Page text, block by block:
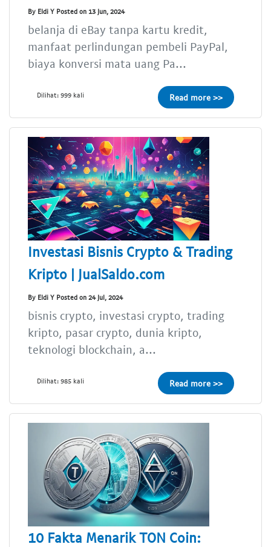
By Eldi Y Posted on 13 Jun, 2024
belanja di eBay tanpa kartu kredit,
manfaat perlindungan pembeli PayPal,
biaya konversi mata uang Pa...
Dilihat: 999 kali Read more >>
Investasi Bisnis Crypto & Trading
Kripto | JualSaldo.com
By Eldi Y Posted on 24 Jul, 2024
bisnis crypto, investasi crypto, trading
kripto, pasar crypto, dunia kripto,
teknologi blockchain, a...
Dilihat: 985 kali Read more >>
10 Fakta Menarik TON Coin: